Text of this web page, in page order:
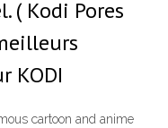
Kodi Pores
KODI
cartoon and anime